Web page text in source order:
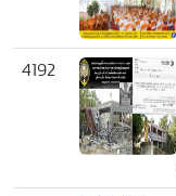
4192